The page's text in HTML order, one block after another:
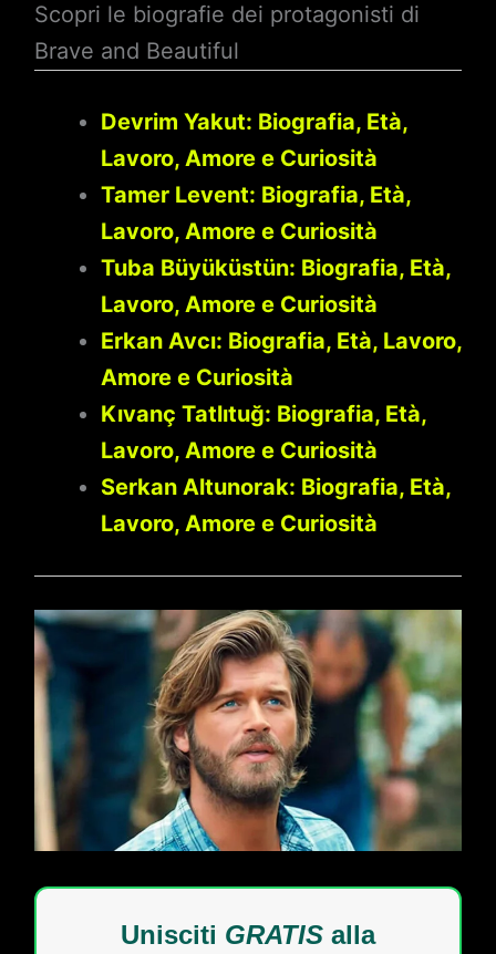
Scopri le biografie dei protagonisti di
Brave and Beautiful
Devrim Yakut: Biografia, Età,
Lavoro, Amore e Curiosità
Tamer Levent: Biografia, Età,
Lavoro, Amore e Curiosità
Tuba Büyüküstün: Biografia, Età,
Lavoro, Amore e Curiosità
Erkan Avcı: Biografia, Età, Lavoro,
Amore e Curiosità
Kıvanç Tatlıtuğ: Biografia, Età,
Lavoro, Amore e Curiosità
Serkan Altunorak: Biografia, Età,
Lavoro, Amore e Curiosità
Unisciti GRATIS alla